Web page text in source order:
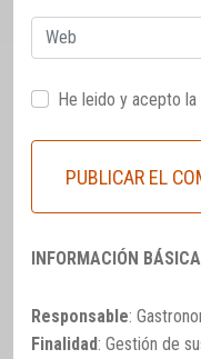
Web
He leido y acepto la
INFORMACIÓN
Responsable:
Finalidad: Gestión de